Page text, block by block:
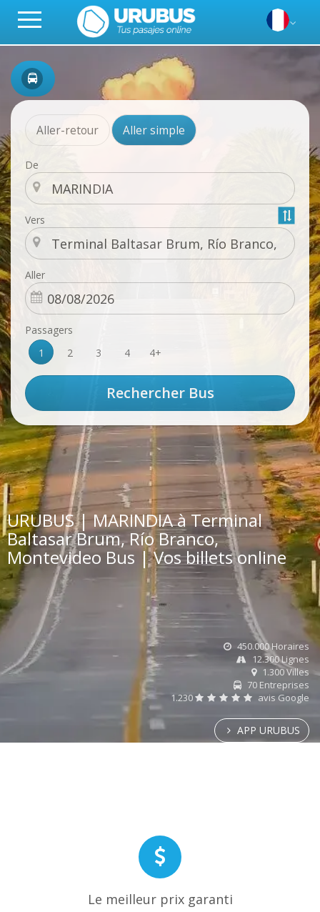
Aller-retour Aller simple
De
Vers
Aller
Passagers
1
2 3 4 4+
URUBUS | MARINDIA à Terminal
Baltasar Brum, Río Branco,
Montevideo Bus | Vos billets online
450.000 Horaires
12.300 Lignes
1.300 Villes
70 Entreprises
1.230
avis Google
APP URUBUS
Le meilleur prix garanti